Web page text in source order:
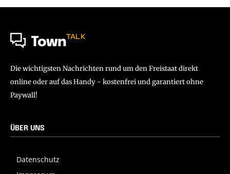
TownTALK
Die wichtigsten Nachrichten rund um den Freistaat direkt
online oder auf das Handy - kostenfrei und garantiert ohne
Paywall!
ÜBER UNS
Datenschutz